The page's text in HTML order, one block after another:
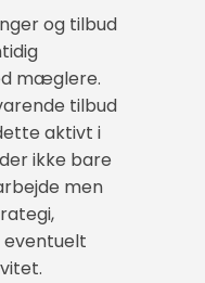
og tilbud
mæglere.
tilbud
aktivt i
ikke bare
men